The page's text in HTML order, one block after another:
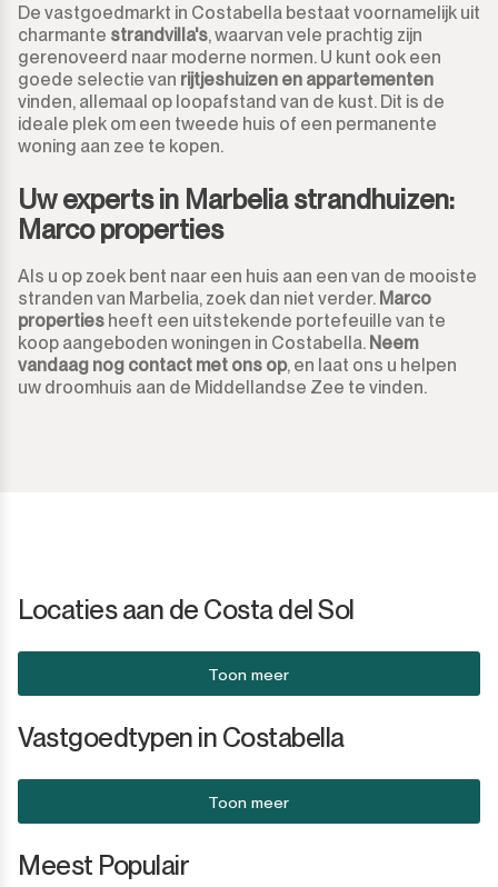
De vastgoedmarkt in Costabella bestaat voornamelijk uit
charmante strandvilla's, waarvan vele prachtig zijn
gerenoveerd naar moderne normen. U kunt ook een
goede selectie van rijtjeshuizen en appartementen
vinden, allemaal op loopafstand van de kust. Dit is de
ideale plek om een tweede huis of een permanente
woning aan zee te kopen.
Uw experts in Marbelia strandhuizen:
Marco properties
Als u op zoek bent naar een huis aan een van de mooiste
stranden van Marbelia, zoek dan niet verder. Marco
properties heeft een uitstekende portefeuille van te
koop aangeboden woningen in Costabella. Neem
vandaag nog contact met ons op, en laat ons u helpen
uw droomhuis aan de Middellandse Zee te vinden.
Locaties aan de Costa del Sol
Toon meer
Vastgoedtypen in Costabella
Toon meer
Meest Populair